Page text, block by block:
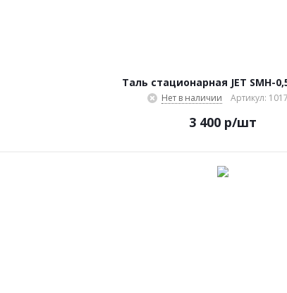
Таль стационарная JET SMH-
Нет в наличии Артикул:
3 400 р/шт